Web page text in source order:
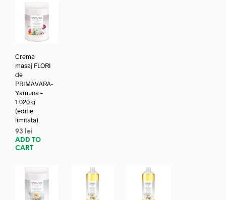
Crema
masaj FLORI
de
PRIMAVARA-
Yamuna –
1.020 g
(editie
limitata)
93
lei
ADD TO
CART